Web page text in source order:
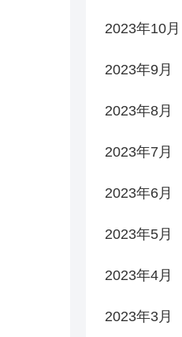
2023年10月
2023年9月
2023年8月
2023年7月
2023年6月
2023年5月
2023年4月
2023年3月